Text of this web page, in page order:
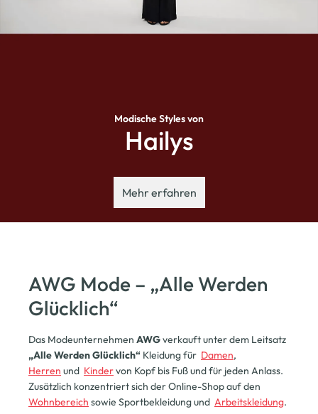
Modische Styles von
Hailys
Mehr erfahren
AWG Mode – „Alle Werden
Glücklich“
Das Modeunternehmen AWGverkauft unter dem Leitsatz
„Alle Werden Glücklich“ Kleidung für Damen,
Herren und Kindervon Kopf bis Fuß und für jeden Anlass.
Zusätzlich konzentriert sich der Online-Shop auf den
Wohnbereich sowie Sportbekleidung und Arbeitskleidung.